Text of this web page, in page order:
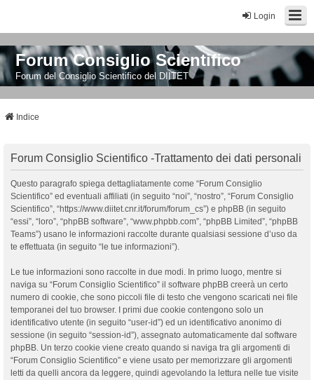
Login
Forum Consiglio Scientifico
Forum del Consiglio Scientifico del DIITET
Indice
Forum Consiglio Scientifico -Trattamento dei dati personali
Questo paragrafo spiega dettagliatamente come “Forum Consiglio
Scientifico” ed eventuali affiliati (in seguito “noi”, “nostro”, “Forum Consiglio
Scientifico”, “https://www.diitet.cnr.it/forum/forum_cs”) e phpBB (in seguito
“essi”, “loro”, “phpBB software”, “www.phpbb.com”, “phpBB Limited”, “phpBB
Teams”) usano le informazioni raccolte durante qualsiasi sessione d’uso da
te effettuata (in seguito “le tue informazioni”).
Le tue informazioni sono raccolte in due modi. In primo luogo, mentre si
naviga su “Forum Consiglio Scientifico” il software phpBB creerà un certo
numero di cookie, che sono piccoli file di testo che vengono scaricati nei file
temporanei del tuo browser. I primi due cookie contengono solo un
identificativo utente (in seguito “user-id”) ed un identificativo anonimo di
sessione (in seguito “session-id”), assegnato automaticamente dal software
phpBB. Un terzo cookie viene creato quando si naviga tra gli argomenti di
“Forum Consiglio Scientifico” e viene usato per memorizzare gli argomenti
letti da quelli ancora da leggere, quindi agevolando la lettura nelle tue visite